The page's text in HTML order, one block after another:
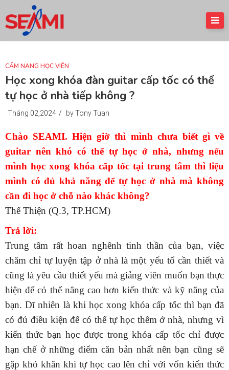
CẨM NANG HỌC VIÊN
Học xong khóa đàn guitar cấp tốc có thể
tự học ở nhà tiếp không ?
Tháng 02,2024 / by Tony Tuan
Chào SEAMI. Hiện giờ thì mình chưa biết gì về
guitar nên khó có thể tự học ở nhà, nhưng nếu
mình học xong khóa cấp tốc tại trung tâm thì liệu
mình có đủ khả năng để tự học ở nhà mà không
cần đi học ở chỗ nào khác không?
Thế Thiện (Q.3, TP.HCM)
Trả lời:
Trung tâm rất hoan nghênh tinh thần của bạn, việc
chăm chỉ tự luyện tập ở nhà là một yếu tố cần thiết và
cũng là yêu cầu thiết yếu mà giảng viên muốn bạn thực
hiện để có thể nâng cao hơn kiến thức và kỹ năng của
bạn. Dĩ nhiên là khi học xong khóa cấp tốc thì bạn đã
có đủ điều kiện để có thể tự học thêm ở nhà, nhưng vì
kiến thức bạn học được trong khóa cấp tốc chỉ được
hạn chế ở những điểm căn bản nhất nên bạn cũng sẽ
gặp khó khăn khi tự học cao lên chỉ với vốn kiến thức